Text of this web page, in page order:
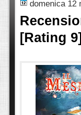
domenica 12
[Rating